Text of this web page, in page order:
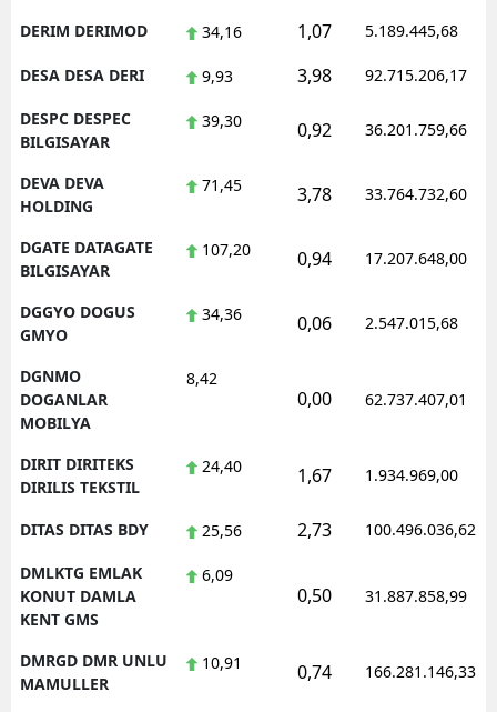
DERIM DERIMOD 34,16 1,07 5.189.445,68
DESA DESA DERI 9,93 3,98 92.715.206,17
DESPC DESPEC
BILGISAYAR
39,30 0,92 36.201.759,66
DEVA DEVA
HOLDING
71,45 3,78 33.764.732,60
DGATE DATAGATE
BILGISAYAR
107,20 0,94 17.207.648,00
DGGYO DOGUS
GMYO
34,36 0,06 2.547.015,68
DGNMO
DOGANLAR
MOBILYA
8,42
0,00 62.737.407,01
DIRIT DIRITEKS
DIRILIS TEKSTIL
24,40 1,67 1.934.969,00
DITAS DITAS BDY 25,56 2,73 100.496.036,62
DMLKTG EMLAK
KONUT DAMLA
KENT GMS
6,09
0,50 31.887.858,99
DMRGD DMR UNLU
MAMULLER
10,91 0,74 166.281.146,33